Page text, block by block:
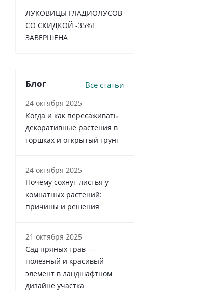
ЛУКОВИЦЫ ГЛАДИОЛУСОВ
СО СКИДКОЙ -35%!
ЗАВЕРШЕНА
Блог Все статьи
24 октября 2025
Когда и как пересаживать
декоративные растения в
горшках и открытый грунт
24 октября 2025
Почему сохнут листья у
комнатных растений:
причины и решения
21 октября 2025
Сад пряных трав —
полезный и красивый
элемент в ландшафтном
дизайне участка